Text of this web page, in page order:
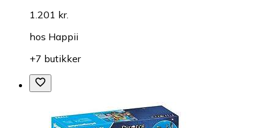
1.201 kr.
hos Happii
+7 butikker